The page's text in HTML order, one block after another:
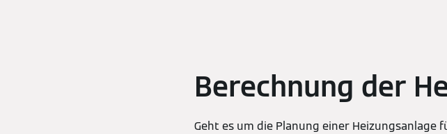
Berechnung der
Geht es um die Planung einer Heizungsanlage